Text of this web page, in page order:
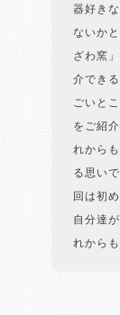
器好き
ないか
ざわ窯
介でき
ごいと
をご紹
れから
る思い
回は初
自分達
れから